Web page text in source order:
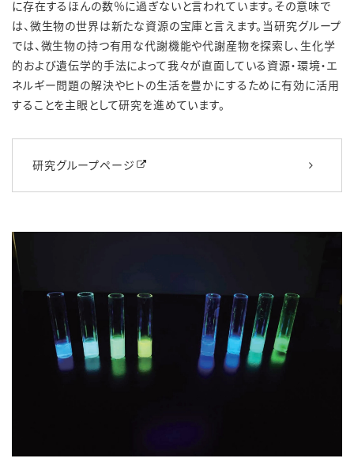
に存在するほんの数％に過ぎないと言われています。その意味で
は、微生物の世界は新たな資源の宝庫と言えます。当研究グループ
では、微生物の持つ有用な代謝機能や代謝産物を探索し、生化学
的および遺伝学的手法によって我々が直面している資源・環境・エ
ネルギー問題の解決やヒトの生活を豊かにするために有効に活用
することを主眼として研究を進めています。
研究グループページ